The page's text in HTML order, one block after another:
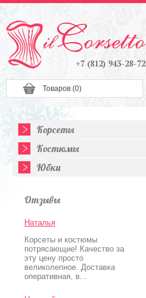
Товаров (0)
+7 (812) 943-28-72
Корсеты
Костюмы
Юбки
Отзывы
Наталья
Корсеты и костюмы
потрясающие! Качество за
эту цену просто
великолепное. Доставка
оперативная, в...